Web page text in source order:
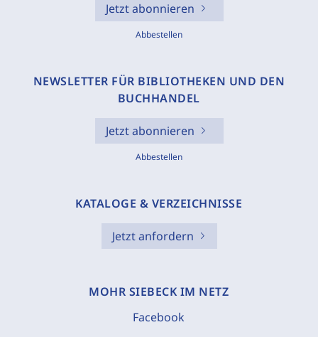
Jetzt abonnieren
Abbestellen
NEWSLETTER FÜR BIBLIOTHEKEN UND DEN
BUCHHANDEL
Jetzt abonnieren
Abbestellen
KATALOGE & VERZEICHNISSE
Jetzt anfordern
MOHR SIEBECK IM NETZ
Facebook